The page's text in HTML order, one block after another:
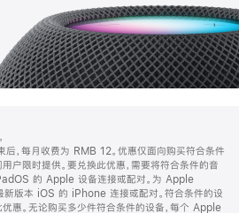
后，每月收费为 RMB 12。优惠仅面向购买符合条件
限时提供。要兑换此优惠，需要将符合条件的音
的 Apple 设备连接或配对。为 Apple
新版本 iOS 的 iPhone 连接或配对。符合条件的设
惠。无论购买多少件符合条件的设备，每个 Apple